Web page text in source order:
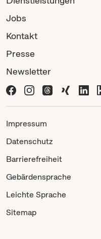
Jobs
Kontakt
Presse
Newsletter
Impressum
Datenschutz
Barrierefreiheit
Gebärdensprache
Leichte Sprache
Sitemap